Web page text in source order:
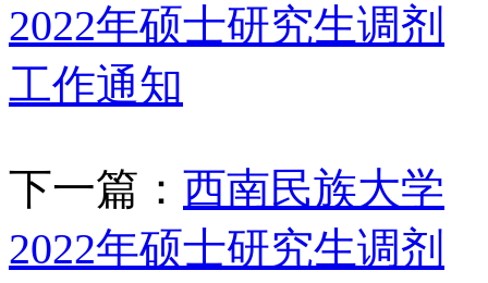
2022年硕士研究生调剂
工作通知
下一篇： 西南民族大学
2022年硕士研究生调剂